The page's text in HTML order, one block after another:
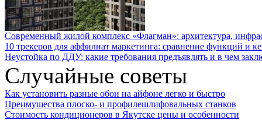
Современный жилой комплекс «Флагман»: архитектура,
10 трекеров для аффилиат маркетинга: сравнение функций и
Неустойка по ДДУ: какие требования предъявлять и в чем
Случайные советы
Как установить разные обои на айфоне легко и быстро
Преимущества плоско- и профилешлифовальных станков
Стоимость кондиционеров в Якутске цены и особенности